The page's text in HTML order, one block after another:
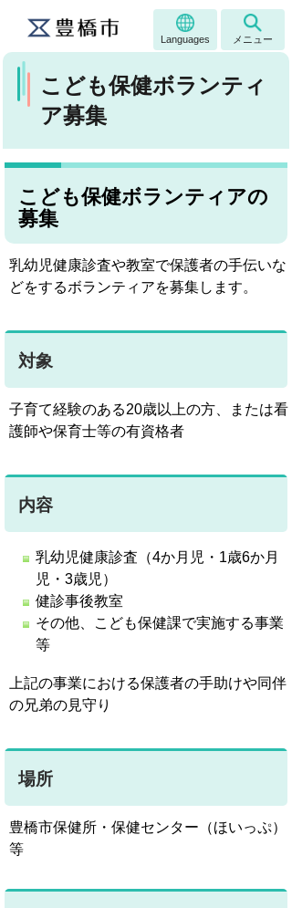
Languages メニュー
こども保健ボランティ
ア募集
こども保健ボランティアの
募集
乳幼児健康診査や教室で保護者の手伝いな
どをするボランティアを募集します。
対象
子育て経験のある20歳以上の方、または看
護師や保育士等の有資格者
内容
乳幼児健康診査（4か月児・1歳6か月
児・3歳児）
健診事後教室
その他、こども保健課で実施する事業
等
上記の事業における保護者の手助けや同伴
の兄弟の見守り
場所
豊橋市保健所・保健センター（ほいっぷ）
等